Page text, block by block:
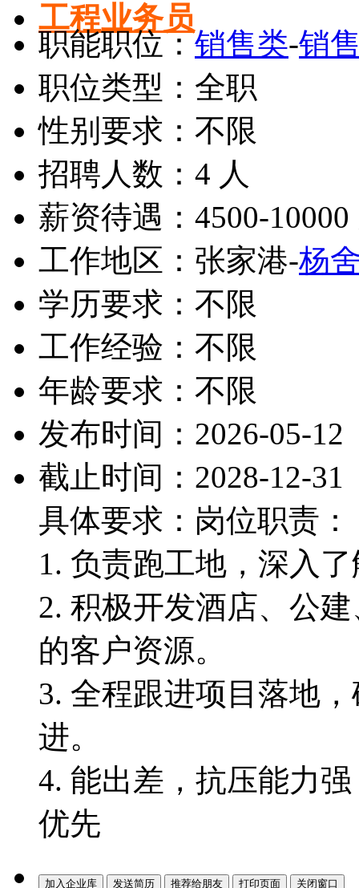
工程业务员
职能职位：销售类-销
职位类型：全职
性别要求：不限
招聘人数：4 人
薪资待遇：4500-
工作地区：张家港-杨
学历要求：不限
工作经验：不限
年龄要求：不限
发布时间：2026-05-12
截止时间：2028-12-31
具体要求：岗位职责：
1. 负责跑工地，深入
2. 积极开发酒店、公
的客户资源。
3. 全程跟进项目落地
进。
4. 能出差，抗压能力
优先